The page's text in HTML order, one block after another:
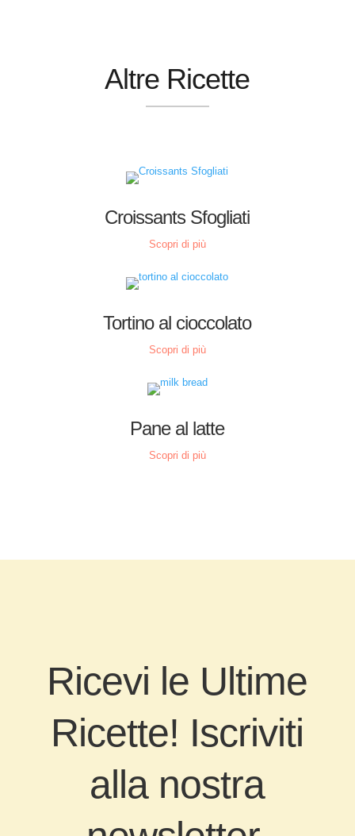
Altre Ricette
Croissants Sfogliati
Scopri di più
Tortino al cioccolato
Scopri di più
Pane al latte
Scopri di più
Ricevi le Ultime
Ricette! Iscriviti
alla nostra